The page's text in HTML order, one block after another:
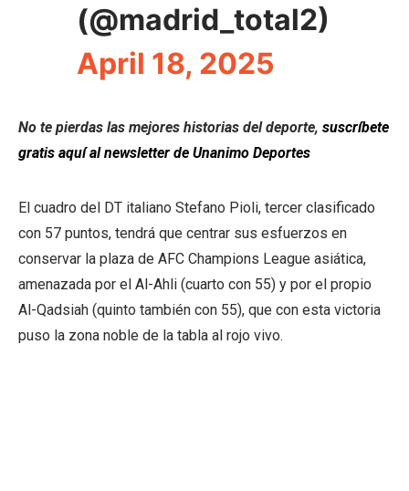
(@madrid_total2)
April 18, 2025
No te pierdas las mejores historias del deporte, suscríbete
gratis aquí al newsletter de Unanimo Deportes
El cuadro del DT italiano Stefano Pioli, tercer clasificado
con 57 puntos, tendrá que centrar sus esfuerzos en
conservar la plaza de AFC Champions League asiática,
amenazada por el Al-Ahli (cuarto con 55) y por el propio
Al-Qadsiah (quinto también con 55), que con esta victoria
puso la zona noble de la tabla al rojo vivo.